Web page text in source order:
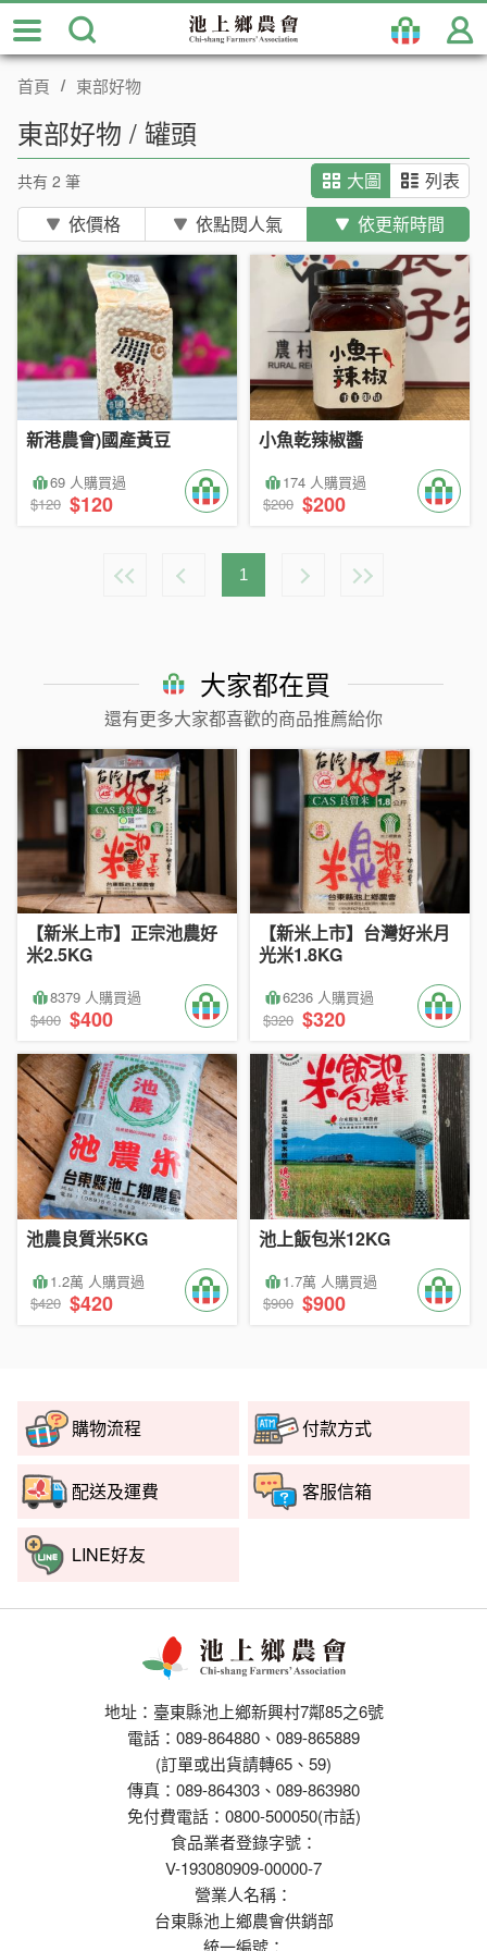
跳
到
主
首頁 東部好物
東部好物 / 罐頭
共有 2 筆
依價格
依點閱人氣 依更新時間
大圖 列表
新港農會)國產黃豆
69 人購買過
$120 $120
小魚乾辣椒醬
174 人購買過
$200 $200
1
大家都在買
還有更多大家都喜歡的商品推薦給你
【新米上市】正宗池農好
米2.5KG
8379 人購買過
$400 $400
【新米上市】台灣好米月
光米1.8KG
6236 人購買過
$320 $320
池農良質米5KG
1.2萬 人購買過
$420 $420
池上飯包米12KG
1.7萬 人購買過
$900 $900
地址：臺東縣池上鄉新興村7鄰85之6號
電話：089-864880、089-865889
(訂單或出貨請轉65、59)
傳真：089-864303、089-863980
免付費電話：0800-500050(市話)
食品業者登錄字號：
V-193080909-00000-7
營業人名稱：
台東縣池上鄉農會供銷部
統一編號：
購物流程 付款方式
配送及運費 客服信箱
LINE好友